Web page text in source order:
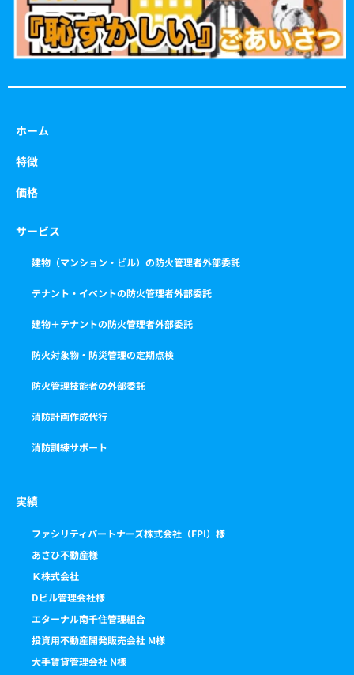
ホーム
特徴
価格
サービス
建物（マンション・ビル）の防火管理者外部委託
テナント・イベントの防火管理者外部委託
建物＋テナントの防火管理者外部委託
防火対象物・防災管理の定期点検
防火管理技能者の外部委託
消防計画作成代行
消防訓練サポート
実績
ファシリティパートナーズ株式会社（FPI）様
あさひ不動産様
Ｋ株式会社
Dビル管理会社様
エターナル南千住管理組合
投資用不動産開発販売会社 M様
大手賃貸管理会社 N様